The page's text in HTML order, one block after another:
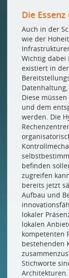
Die
Auch in der
wie der
Wichtig dabei
existiert in
Diese
und dem
werden. Die
befinden
zugreifen
bereits jetzt
Aufbau und
lokaler
lokalen
kompetenten
bestehenden
Stichworte
Architekturen.